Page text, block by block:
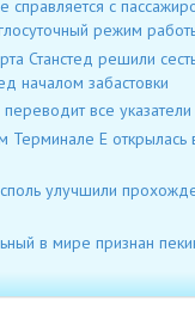
справляется с
режим
Станстед решили
началом забастовки
все
Е открылась
улучшили
в мире признан